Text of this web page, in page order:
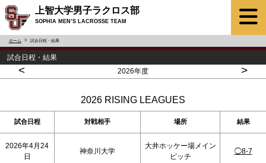
上智大学男子ラクロス部
SOPHIA MEN’S LACROSSE TEAM
ホーム 試合日程・結果
試合日程・結果
< 2026年度 >
2026 RISING LEAGUES
試合日程 対戦相手 場所 結果
2026年4月24
日
神奈川大学
大井ホッケー場メイン
ピッチ
◯8-7